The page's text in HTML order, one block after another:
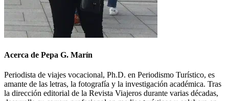
Acerca de Pepa G. Marín
Periodista de viajes vocacional, Ph.D. en Periodismo Turístico, es
amante de las letras, la fotografía y la investigación académica. Tras
la dirección editorial de la Revista Viajeros durante varias décadas,